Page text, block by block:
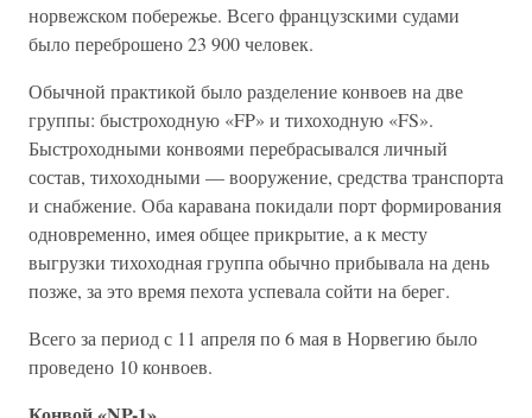
норвежском побережье. Всего французскими судами
было переброшено 23 900 человек.
Обычной практикой было разделение конвоев на две
группы: быстроходную «FP» и тихоходную «FS».
Быстроходными конвоями перебрасывался личный
состав, тихоходными — вооружение, средства транспорта
и снабжение. Оба каравана покидали порт формирования
одновременно, имея общее прикрытие, а к месту
выгрузки тихоходная группа обычно прибывала на день
позже, за это время пехота успевала сойти на берег.
Всего за период с 11 апреля по 6 мая в Норвегию было
проведено 10 конвоев.